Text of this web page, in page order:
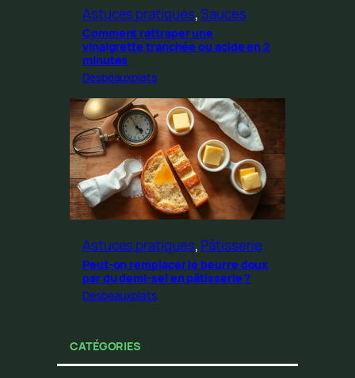
Astuces pratiques, Sauces
Comment rattraper une
vinaigrette tranchée ou acide en 2
minutes
Desbeauxplats
Astuces pratiques, Pâtisserie
Peut-on remplacer le beurre doux
par du demi-sel en pâtisserie ?
Desbeauxplats
CATÉGORIES